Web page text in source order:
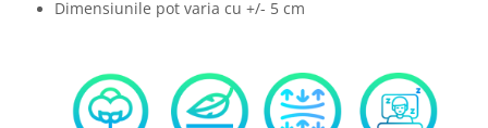
Dimensiunile pot varia cu +/- 5 cm